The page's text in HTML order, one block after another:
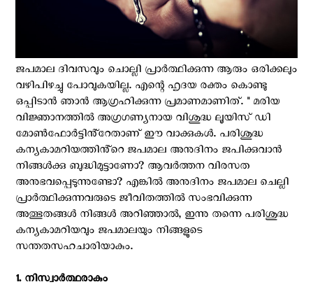
ജപമാല ദിവസവും ചൊല്ലി പ്രാർത്ഥിക്കുന്ന ആരും ഒരിക്കലും
വഴിപിഴച്ചു പോവുകയില്ല. എന്റെ ഹൃദയ രക്തം കൊണ്ടു
ഒപ്പിടാൻ ഞാൻ ആഗ്രഹിക്കുന്ന പ്രമാണമാണിത്. " മരിയ
വിജ്ഞാനത്തിൽ അഗ്രഗണ്യനായ വിശുദ്ധ ലൂയിസ് ഡി
മോൺഫോർട്ടിൻ്റേതാണ് ഈ വാക്കുകൾ. പരിശുദ്ധ
കന്യകാമറിയത്തിൻ്റെ ജപമാല അനുദിനം ജപിക്കുവാൻ
നിങ്ങൾക്കു ബുദ്ധിമുട്ടാണോ? ആവർത്തന വിരസത
അനുഭവപ്പെടുന്നുണ്ടോ? എങ്കിൽ അനുദിനം ജപമാല ചെല്ലി
പ്രാർത്ഥിക്കുന്നവരുടെ ജീവിതത്തിൽ സംഭവിക്കുന്ന
അത്ഭുതങ്ങൾ നിങ്ങൾ അറിഞ്ഞാൽ, ഇന്നു തന്നെ പരിശുദ്ധ
കന്യകാമറിയവും ജപമാലയും നിങ്ങളുടെ
സന്തതസഹചാരിയാകും.
1. നിസ്വാർത്ഥരാകും ‍